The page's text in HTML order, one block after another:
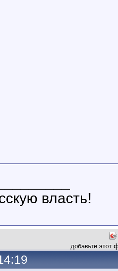
власть!
добавьте этот